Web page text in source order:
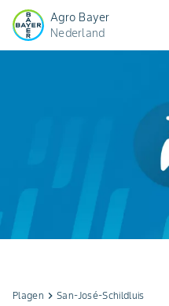
Agro Bayer
Nederland
Plagen keyboard_arrow_rightSan-José-Schildluis